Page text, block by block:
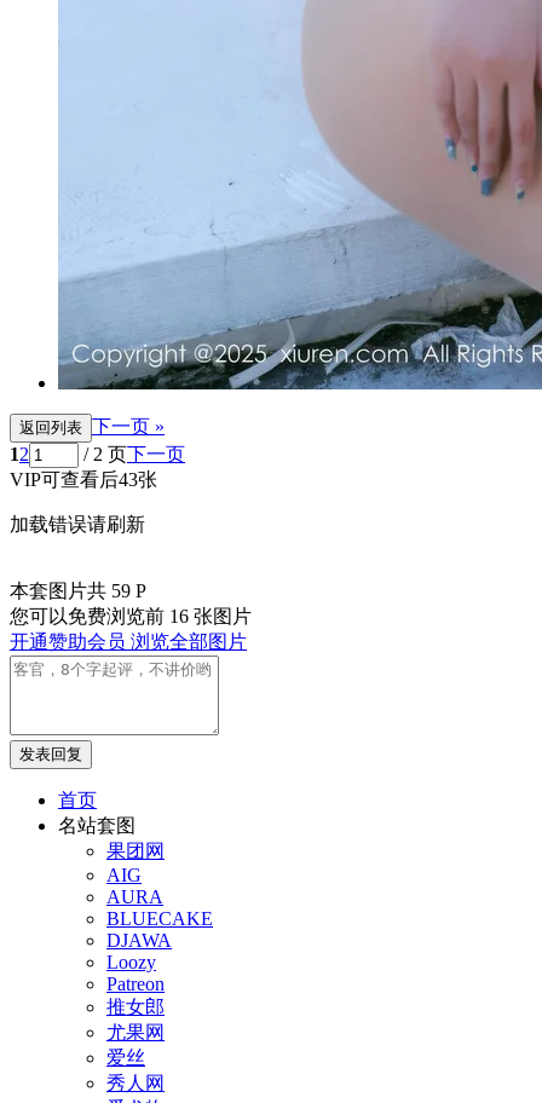
返回列表 下一页 »
12 / 2 页下一页
VIP可查看后43张
加载错误请刷新
本套图片共 59 P
您可以免费浏览前 16 张图片
开通赞助会员 浏览全部图片
发表回复
首页
名站套图
果团网
AIG
AURA
BLUECAKE
DJAWA
Loozy
Patreon
推女郎
尤果网
爱丝
秀人网